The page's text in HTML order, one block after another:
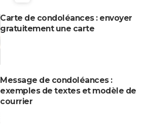
Carte de condoléances : envoyer
gratuitement une carte
Message de condoléances :
exemples de textes et modèle de
courrier